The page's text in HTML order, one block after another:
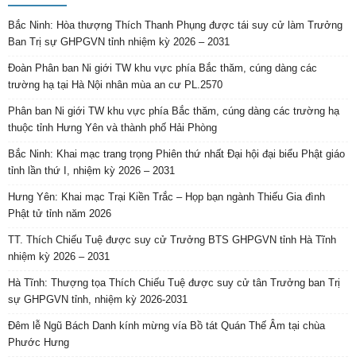
Bắc Ninh: Hòa thượng Thích Thanh Phụng được tái suy cử làm Trưởng
Ban Trị sự GHPGVN tỉnh nhiệm kỳ 2026 – 2031
Đoàn Phân ban Ni giới TW khu vực phía Bắc thăm, cúng dàng các
trường hạ tại Hà Nội nhân mùa an cư PL.2570
Phân ban Ni giới TW khu vực phía Bắc thăm, cúng dàng các trường hạ
thuộc tỉnh Hưng Yên và thành phố Hải Phòng
Bắc Ninh: Khai mạc trang trọng Phiên thứ nhất Đại hội đại biểu Phật giáo
tỉnh lần thứ I, nhiệm kỳ 2026 – 2031
Hưng Yên: Khai mạc Trại Kiền Trắc – Họp bạn ngành Thiếu Gia đình
Phật tử tỉnh năm 2026
TT. Thích Chiếu Tuệ được suy cử Trưởng BTS GHPGVN tỉnh Hà Tĩnh
nhiệm kỳ 2026 – 2031
Hà Tĩnh: Thượng tọa Thích Chiếu Tuệ được suy cử tân Trưởng ban Trị
sự GHPGVN tỉnh, nhiệm kỳ 2026-2031
Đêm lễ Ngũ Bách Danh kính mừng vía Bồ tát Quán Thế Âm tại chùa
Phước Hưng